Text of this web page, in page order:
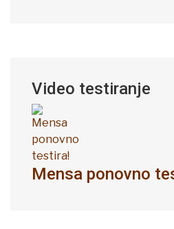
Video testiranje
Mensa ponovno